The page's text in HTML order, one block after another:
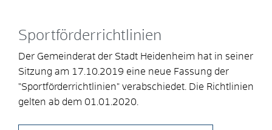
Sportförderrichtlinien
Der Gemeinderat der Stadt Heidenheim hat in seiner
Sitzung am 17.10.2019 eine neue Fassung der
"Sportförderrichtlinien" verabschiedet. Die Richtlinien
gelten ab dem 01.01.2020.